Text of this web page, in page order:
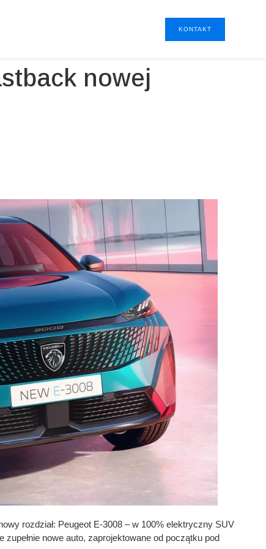
KONTAKT
nowej
rozdział: Peugeot E-3008 – w 100% elektryczny SUV
nowe auto, zaprojektowane od początku pod